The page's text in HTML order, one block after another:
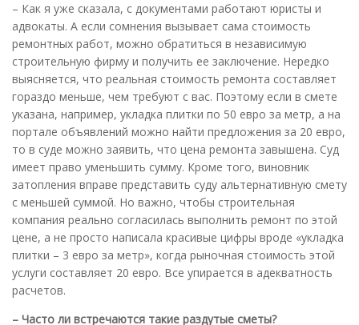
– Как я уже сказала, с документами работают юристы и
адвокаты. А если сомнения вызывает сама стоимость
ремонтных работ, можно обратиться в независимую
строительную фирму и получить ее заключение. Нередко
выясняется, что реальная стоимость ремонта составляет
гораздо меньше, чем требуют с вас. Поэтому если в смете
указана, например, укладка плитки по 50 евро за метр, а на
портале объявлений можно найти предложения за 20 евро,
то в суде можно заявить, что цена ремонта завышена. Суд
имеет право уменьшить сумму. Кроме того, виновник
затопления вправе представить суду альтернативную смету
с меньшей суммой. Но важно, чтобы строительная
компания реально согласилась выполнить ремонт по этой
цене, а не просто написала красивые цифры вроде «укладка
плитки – 3 евро за метр», когда рыночная стоимость этой
услуги составляет 20 евро. Все упирается в адекватность
расчетов.
– Часто ли встречаются такие раздутые сметы?